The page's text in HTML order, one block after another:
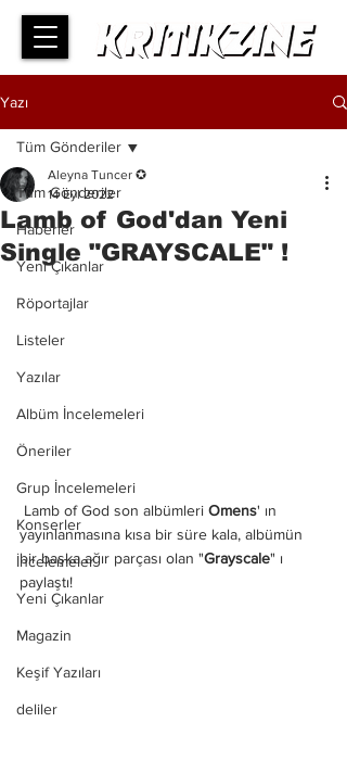
Yazı
Tüm Gönderiler
Haberler
Yeni Çıkanlar
Röportajlar
Listeler
Yazılar
Albüm İncelemeleri
Öneriler
Grup İncelemeleri
Konserler
İncelemeler
Yeni Çıkanlar
Magazin
Keşif Yazıları
deliler
Tüm Gönderiler
Lamb of God'dan Yeni
Single "GRAYSCALE" !
Aleyna Tuncer ✪
14 Eyl 2022
Lamb of God son albümleri Omens' ın
yayınlanmasına kısa bir süre kala, albümün
bir başka ağır parçası olan "Grayscale" ı
paylaştı!